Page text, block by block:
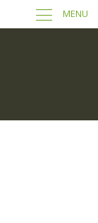
MENU